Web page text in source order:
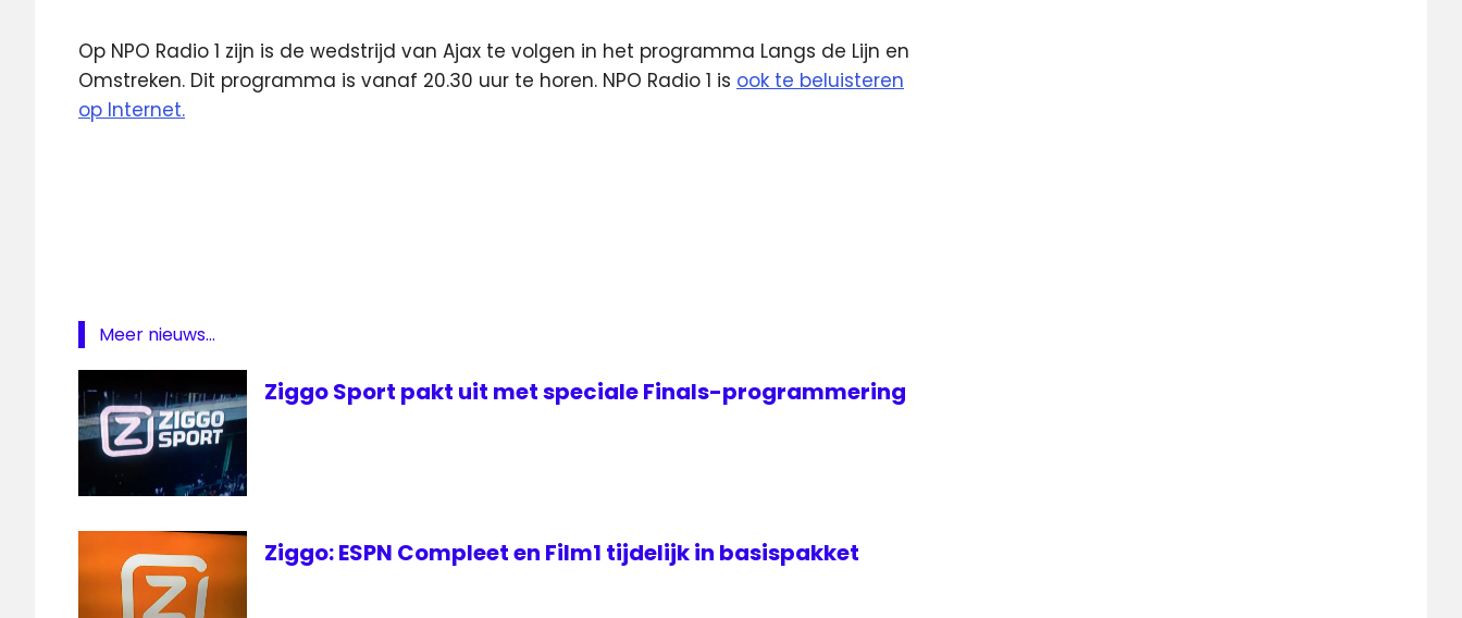
Op NPO Radio 1 zijn is de wedstrijd van Ajax te volgen in het programma Langs de Lijn en
Omstreken. Dit programma is vanaf 20.30 uur te horen. NPO Radio 1 is ook te beluisteren
op Internet.
Ajax
Livestream
Ajax
radio
RTL7
Meer nieuws...
Ziggo Sport pakt uit met speciale Finals-programmering
Ziggo: ESPN Compleet en Film1 tijdelijk in basispakket